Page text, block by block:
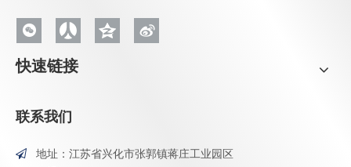
快速链接
联系我们
 地址：江苏省兴化市张郭镇蒋庄工业园区